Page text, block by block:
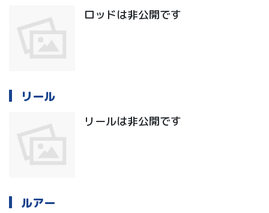
ロッドは非公開です
リール
リールは非公開です
ルアー